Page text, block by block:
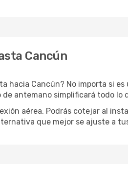
Cancún
hacia Cancún? No importa si
antemano simplificará todo lo
aérea. Podrás cotejar al
que mejor se ajuste a